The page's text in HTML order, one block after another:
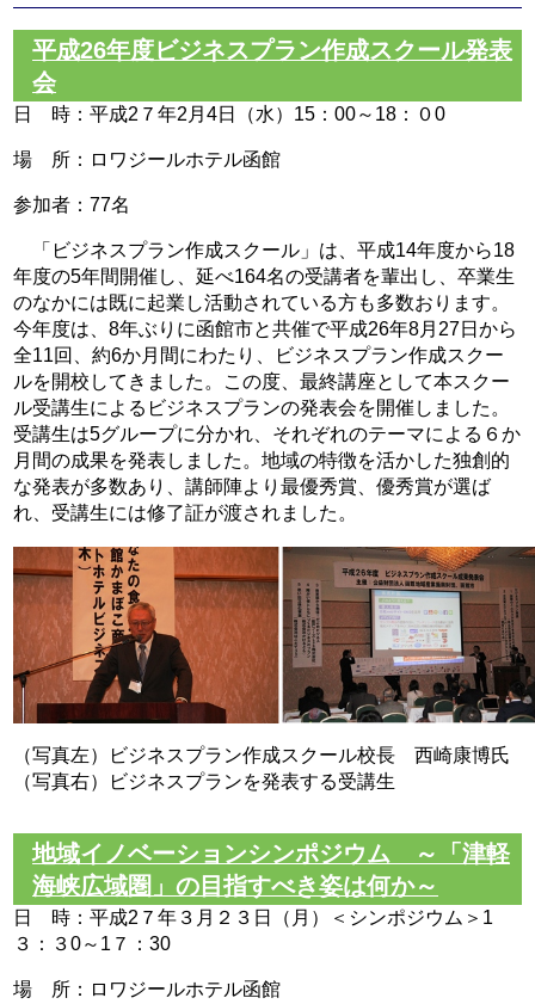
平成26年度ビジネスプラン作成スクール発表
会
日 時：平成2７年2月4日（水）15：00～18：０0
場 所：ロワジールホテル函館
参加者：77名
「ビジネスプラン作成スクール」は、平成14年度から18
年度の5年間開催し、延べ164名の受講者を輩出し、卒業生
のなかには既に起業し活動されている方も多数おります。
今年度は、8年ぶりに函館市と共催で平成26年8月27日から
全11回、約6か月間にわたり、ビジネスプラン作成スクー
ルを開校してきました。この度、最終講座として本スクー
ル受講生によるビジネスプランの発表会を開催しました。
受講生は5グループに分かれ、それぞれのテーマによる６か
月間の成果を発表しました。地域の特徴を活かした独創的
な発表が多数あり、講師陣より最優秀賞、優秀賞が選ば
れ、受講生には修了証が渡されました。
（写真左）ビジネスプラン作成スクール校長 西崎康博氏
（写真右）ビジネスプランを発表する受講生
地域イノベーションシンポジウム ～「津軽
海峡広域圏」の目指すべき姿は何か～
日 時：平成2７年３月２３日（月）＜シンポジウム＞1
３：３0～1７：30
場 所：ロワジールホテル函館